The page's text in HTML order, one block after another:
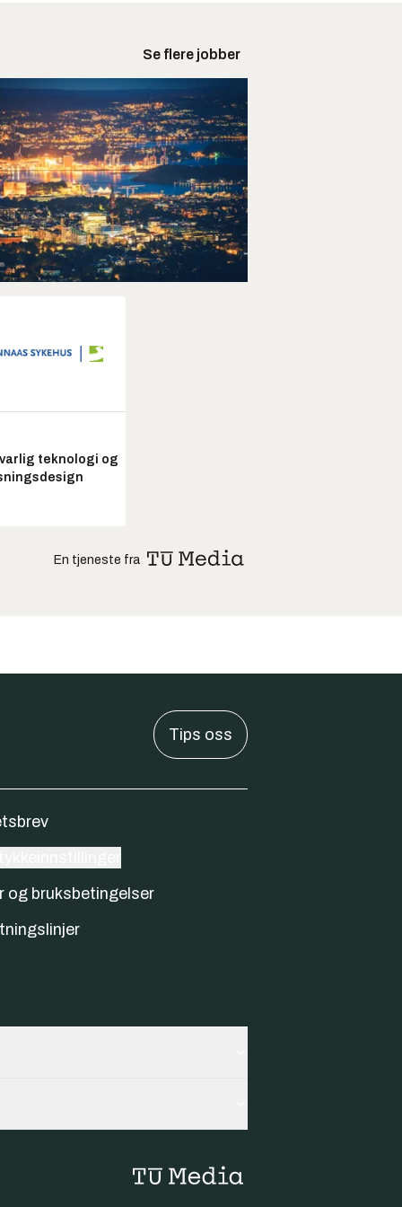
Se flere jobber
teknologi og
En tjeneste fra
Tips oss
og bruksbetingelser